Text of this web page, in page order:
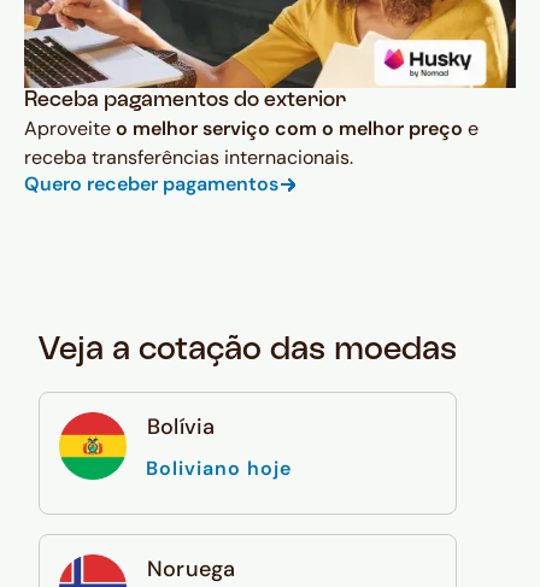
Receba pagamentos do exterior
Aproveiteo melhor serviço com o melhor preço e
receba transferências internacionais.
Quero receber pagamentos
Veja a cotação das moedas
Bolívia
Boliviano hoje
Noruega